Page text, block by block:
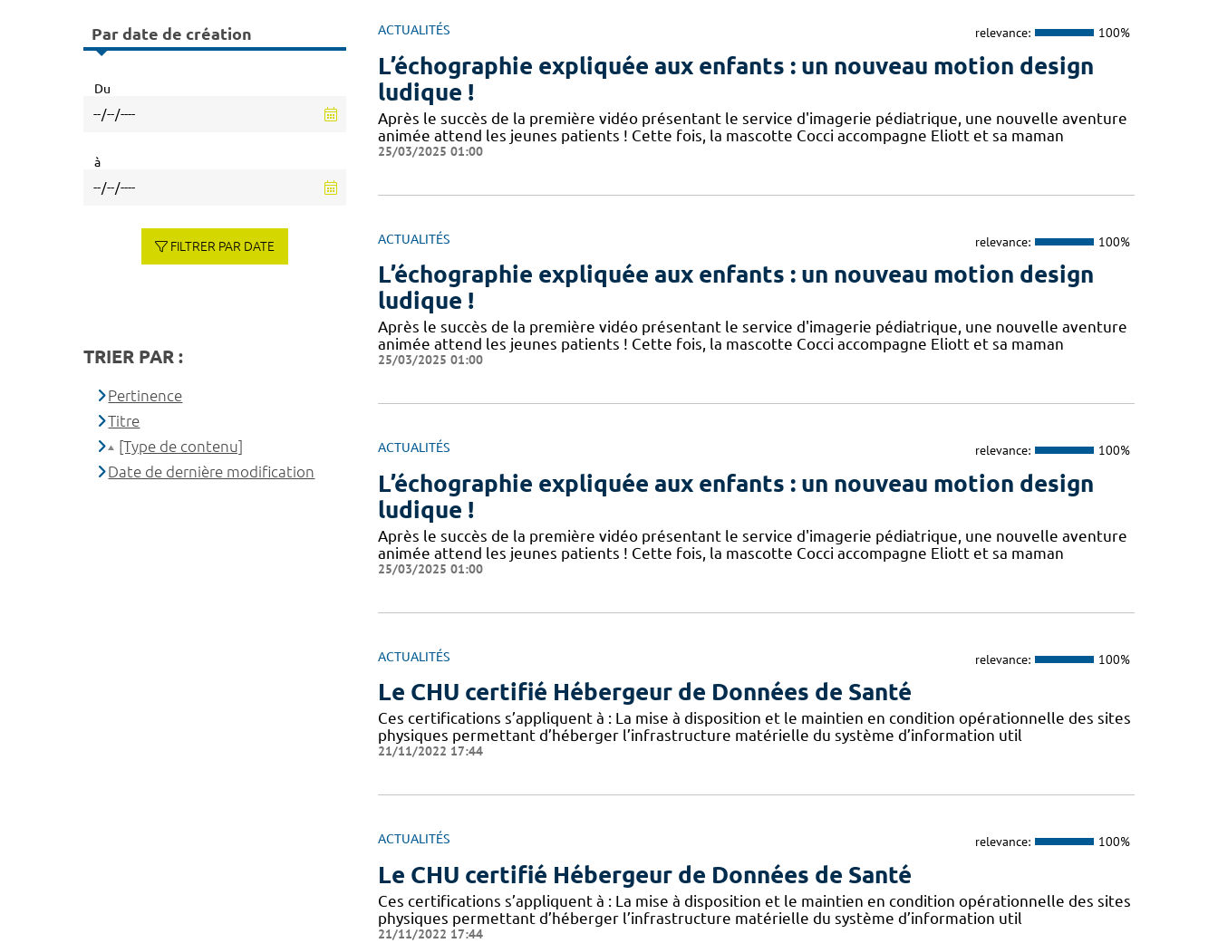
ACTUALITÉS relevance: 100%
L’échographie expliquée aux enfants : un nouveau motion design
ludique !
Après le succès de la première vidéo présentant le service d'imagerie pédiatrique, une nouvelle aventure
animée attend les jeunes patients ! Cette fois, la mascotte Cocci accompagne Eliott et sa maman
25/03/2025 01:00
ACTUALITÉS relevance: 100%
L’échographie expliquée aux enfants : un nouveau motion design
ludique !
Après le succès de la première vidéo présentant le service d'imagerie pédiatrique, une nouvelle aventure
animée attend les jeunes patients ! Cette fois, la mascotte Cocci accompagne Eliott et sa maman
25/03/2025 01:00
ACTUALITÉS relevance: 100%
L’échographie expliquée aux enfants : un nouveau motion design
ludique !
Après le succès de la première vidéo présentant le service d'imagerie pédiatrique, une nouvelle aventure
animée attend les jeunes patients ! Cette fois, la mascotte Cocci accompagne Eliott et sa maman
25/03/2025 01:00
ACTUALITÉS relevance: 100%
Le CHU certifié Hébergeur de Données de Santé
Ces certifications s’appliquent à : La mise à disposition et le maintien en condition opérationnelle des sites
physiques permettant d’héberger l’infrastructure matérielle du système d’information util
21/11/2022 17:44
ACTUALITÉS relevance: 100%
Le CHU certifié Hébergeur de Données de Santé
Ces certifications s’appliquent à : La mise à disposition et le maintien en condition opérationnelle des sites
physiques permettant d’héberger l’infrastructure matérielle du système d’information util
21/11/2022 17:44
Par date de création
Du
à
FILTRER PAR DATE
TRIER PAR :
Pertinence
Titre
[Type de contenu]
Date de dernière modification